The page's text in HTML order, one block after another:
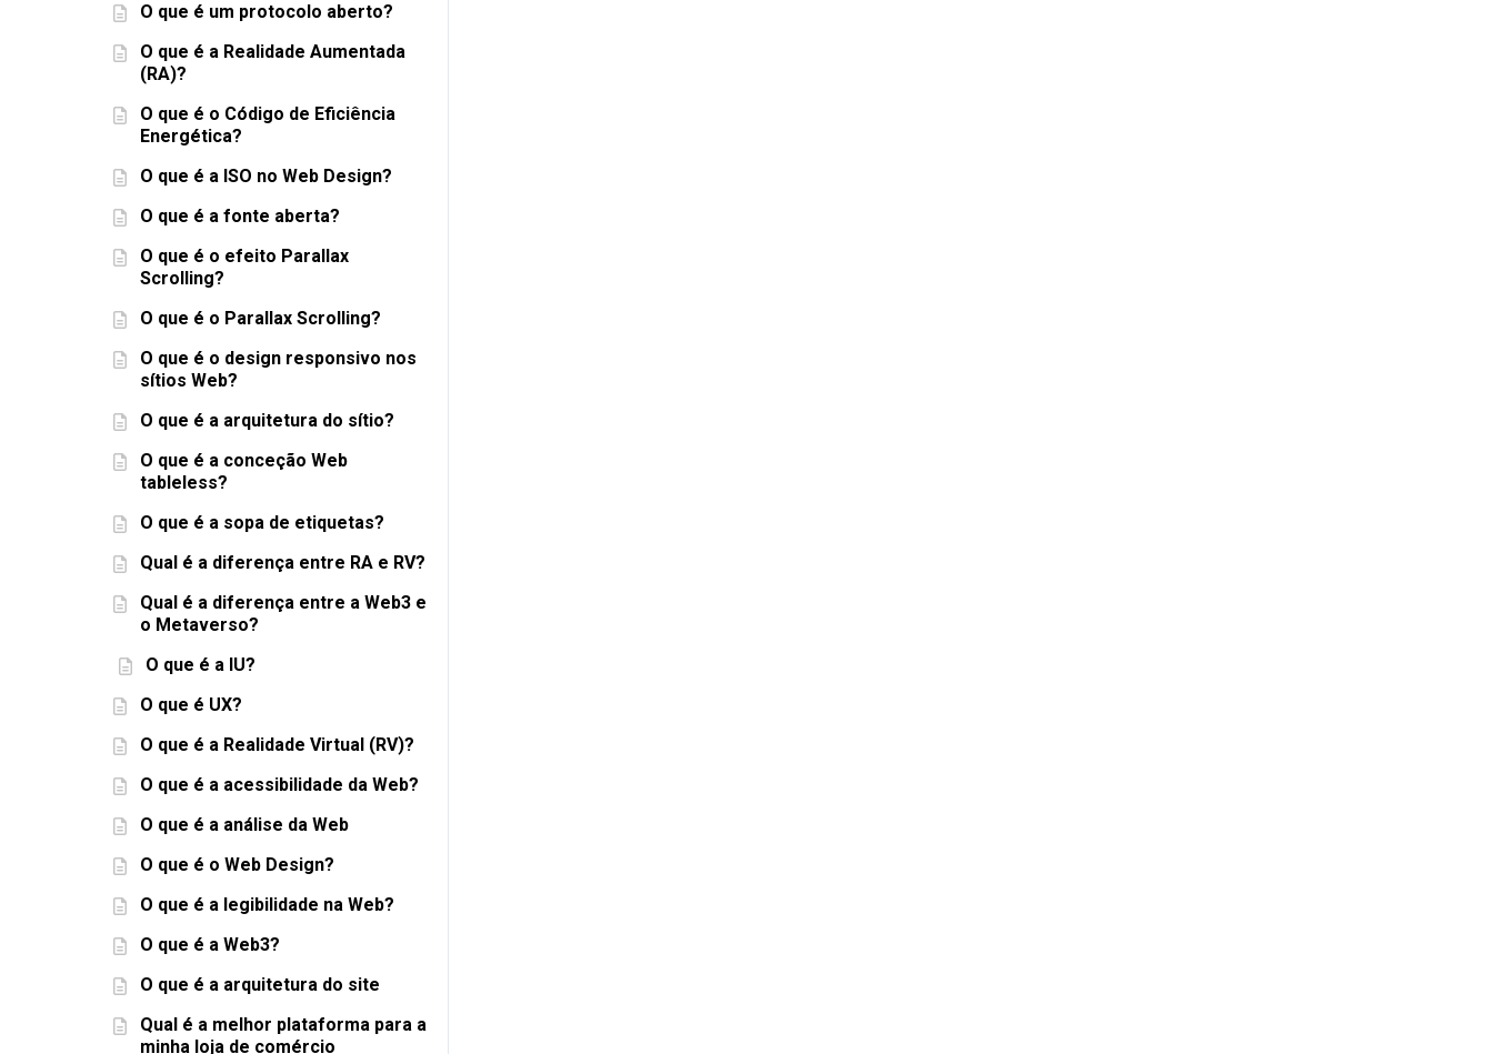
O que é um protocolo aberto?
O que é a Realidade Aumentada
(RA)?
O que é o Código de Eficiência
Energética?
O que é a ISO no Web Design?
O que é a fonte aberta?
O que é o efeito Parallax
Scrolling?
O que é o Parallax Scrolling?
O que é o design responsivo nos
sítios Web?
O que é a arquitetura do sítio?
O que é a conceção Web
tableless?
O que é a sopa de etiquetas?
Qual é a diferença entre RA e RV?
Qual é a diferença entre a Web3 e
o Metaverso?
O que é a IU?
O que é UX?
O que é a Realidade Virtual (RV)?
O que é a acessibilidade da Web?
O que é a análise da Web
O que é o Web Design?
O que é a legibilidade na Web?
O que é a Web3?
O que é a arquitetura do site
Qual é a melhor plataforma para a
minha loja de comércio